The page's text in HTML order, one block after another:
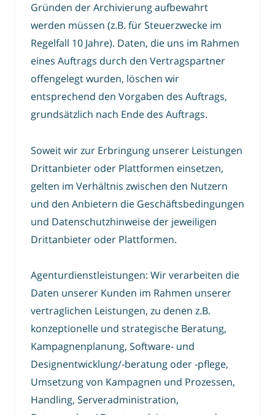
Gründen der Archivierung aufbewahrt
werden müssen (z.B. für Steuerzwecke im
Regelfall 10 Jahre). Daten, die uns im Rahmen
eines Auftrags durch den Vertragspartner
offengelegt wurden, löschen wir
entsprechend den Vorgaben des Auftrags,
grundsätzlich nach Ende des Auftrags.
Soweit wir zur Erbringung unserer Leistungen
Drittanbieter oder Plattformen einsetzen,
gelten im Verhältnis zwischen den Nutzern
und den Anbietern die Geschäftsbedingungen
und Datenschutzhinweise der jeweiligen
Drittanbieter oder Plattformen.
Agenturdienstleistungen: Wir verarbeiten die
Daten unserer Kunden im Rahmen unserer
vertraglichen Leistungen, zu denen z.B.
konzeptionelle und strategische Beratung,
Kampagnenplanung, Software- und
Designentwicklung/-beratung oder -pflege,
Umsetzung von Kampagnen und Prozessen,
Handling, Serveradministration,